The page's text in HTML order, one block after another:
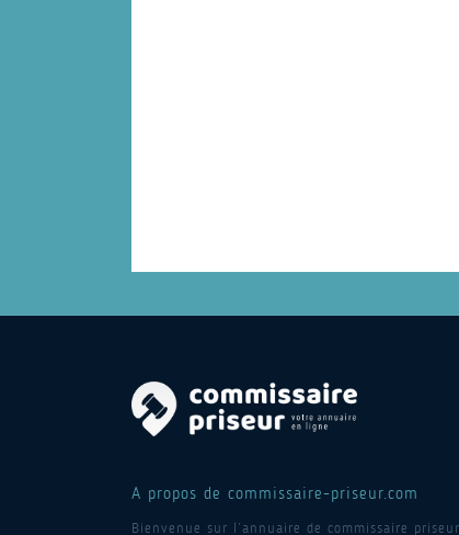
A propos de commissaire-priseur.com
Bienvenue sur l’annuaire de commissaire